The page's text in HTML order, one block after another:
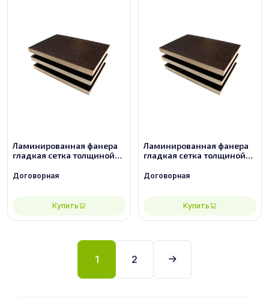
Ламинированная фанера
гладкая сетка толщиной
2440х1220, сорт 2/2
Договорная
Купить
Ламинированная фанера
гладкая сетка толщиной
2440х1220, сорт 2/2
Договорная
Купить
1 2